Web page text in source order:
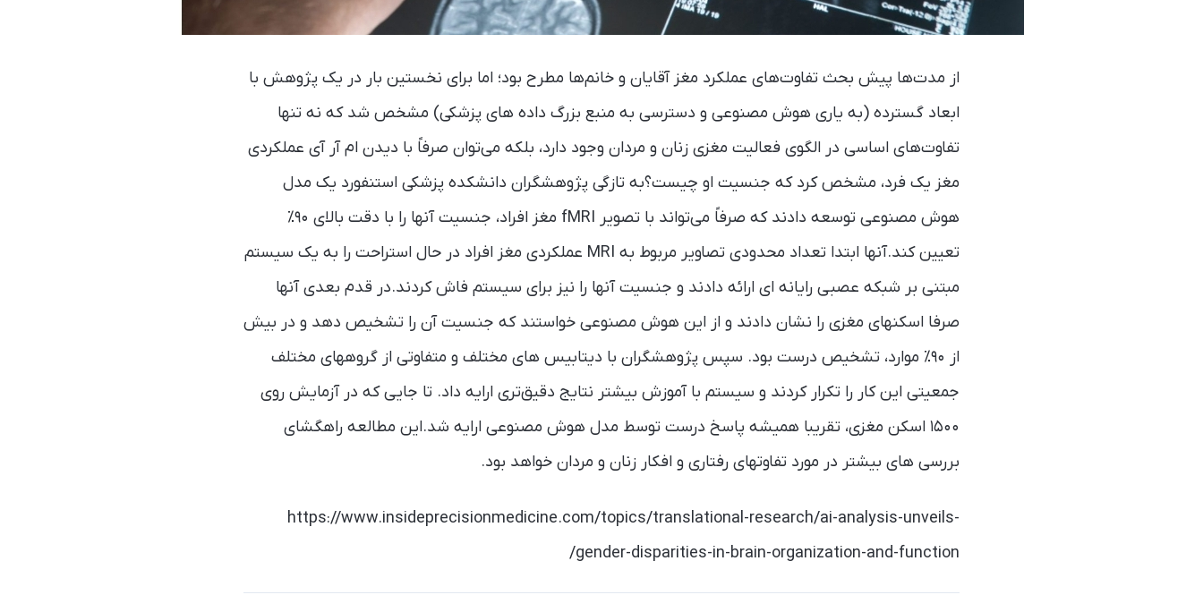
از مدت‌ها پیش بحث تفاوت‌های عملکرد مغز آقایان و خانم‌ها مطرح بود؛ اما برای نخستین بار در یک پژوهش با
ابعاد گسترده (به یاری هوش مصنوعی و دسترسی به منبع بزرگ داده های پزشکی) مشخص شد که نه تنها
تفاوت‌های اساسی در الگوی فعالیت مغزی زنان و مردان وجود دارد، بلکه می‌توان صرفاً با دیدن ام آر آی عملکردی
مغز یک فرد، مشخص کرد که جنسیت او چیست؟به تازگی پژوهشگران دانشکده پزشکی استنفورد یک مدل
هوش مصنوعی توسعه دادند که صرفاً می‌تواند با تصویر fMRI مغز افراد، جنسیت آنها را با دقت بالای ۹۰٪
تعیین کند.آنها ابتدا تعداد محدودی تصاویر مربوط به MRI عملکردی مغز افراد در حال استراحت را به یک سیستم
مبتنی بر شبکه عصبی رایانه ای ارائه دادند و جنسیت آنها را نیز برای سیستم فاش کردند.در قدم بعدی آنها
صرفا اسکنهای مغزی را نشان دادند و از این هوش مصنوعی خواستند که جنسیت آن را تشخیص دهد و در بیش
از ۹۰٪ موارد، تشخیص درست بود. سپس پژوهشگران با دیتابیس های مختلف و متفاوتی از گروههای مختلف
جمعیتی این کار را تکرار کردند و سیستم با آموزش بیشتر نتایج دقیق‌تری ارایه داد. تا جایی که در آزمایش روی
۱۵۰۰ اسکن مغزی، تقریبا همیشه پاسخ درست توسط مدل هوش مصنوعی ارایه شد.این مطالعه راهگشای
بررسی های بیشتر در مورد تفاوتهای رفتاری و افکار زنان و مردان خواهد بود.
https://www.insideprecisionmedicine.com/topics/translational-research/ai-analysis-unveils-
gender-disparities-in-brain-organization-and-function/